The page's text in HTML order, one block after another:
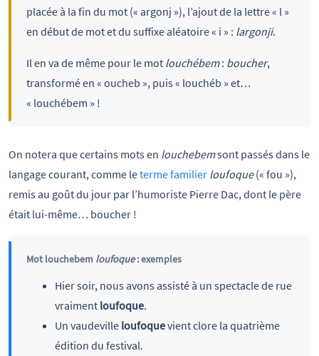
placée à la fin du mot (« argonj »), l’ajout de la lettre « l »
en début de mot et du suffixe aléatoire « i » : largonji.
Il en va de même pour le mot louchébem: boucher,
transformé en « oucheb », puis « louchéb » et…
« louchébem » !
On notera que certains mots en louchebemsont passés dans le
langage courant, comme leterme familier loufoque(« fou »),
remis au goût du jour par l’humoriste Pierre Dac, dont le père
était lui-même… boucher !
Mot louchebem loufoque: exemples
Hier soir, nous avons assisté à un spectacle de rue
vraiment loufoque.
Un vaudeville loufoquevient clore la quatrième
édition du festival.